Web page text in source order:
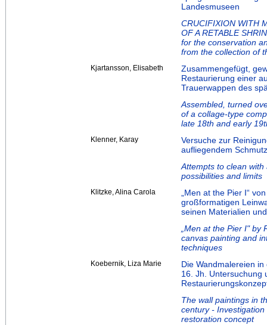
Landesmuseen
CRUCIFIXION WITH
OF A RETABLE
for the conservation
from the collection of
Kjartansson, Elisabeth
Zusammengefügt,
Restaurierung einer
Trauerwappen des
Assembled, turned
of a collage-type
late 18th and early
Klenner, Karay
Versuche zur
aufliegendem
Attempts to clean
possibilities and limits
Klitzke, Alina Carola
„Men at the Pier I“
großformatigen
seinen Materialien
„Men at the Pier I" by
canvas painting and
techniques
Koebernik, Liza Marie
Die Wandmalereien
16. Jh. Untersuchung
The wall paintings in
century -
restoration concept